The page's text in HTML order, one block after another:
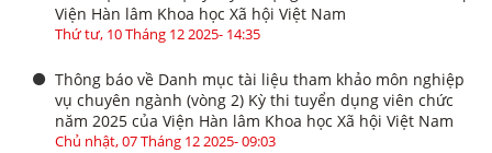
Viện Hàn lâm Khoa học Xã hội Việt Nam
Thứ tư, 10 Tháng 12 2025- 14:35
Thông báo về Danh mục tài liệu tham khảo môn nghiệp
vụ chuyên ngành (vòng 2) Kỳ thi tuyển dụng viên chức
năm 2025 của Viện Hàn lâm Khoa học Xã hội Việt Nam
Chủ nhật, 07 Tháng 12 2025- 09:03